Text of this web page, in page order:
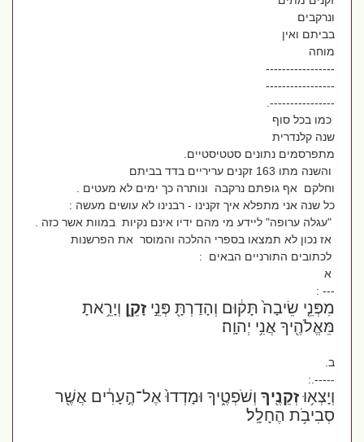
ונרקבים
בביתם ואין
מוחה
-----------------
-----------------
----------------.
כמו בכל סוף
שנה קלנדרית
מתפרסמים נתונים סטטיסטיים.
והשנה מתו 163 זקנים עריריים בדד בביתם
וחלקם אף גופתם נרקבה ונותרה כך ימים לא מעטים .
כל שנה אני מתפלא איך זקנינו - רבנינו לא עושים מעשה :
"עגלה ערופה" ליידע מי מהם ידיו אינם נקיות במוות אשר כזה .
אז נכון לא תמצאו בספרי ההלכה והמוסר את הפרשנות
לכתובים התורניים הבאים :
--- :
מִפְּנֵ֤י שֵׂיבָה֙ תָּק֔וּם וְהָדַרְתָּ֖ פְּנֵ֣יזָקֵ֑ןוְיָרֵ֥אתָ
מֵּאֱלֹהֶ֖יךָ אֲנִ֥י יְהוָֽה׃
-----.:
וְיָצְא֥וּזְקֵנֶ֖יךָוְשֹׁפְטֶ֑יךָ וּמָדְדוּ֙ אֶל־הֶ֣עָרִ֔ים אֲשֶׁ֖ר
סְבִיבֹ֥ת הֶחָלָֽל׃